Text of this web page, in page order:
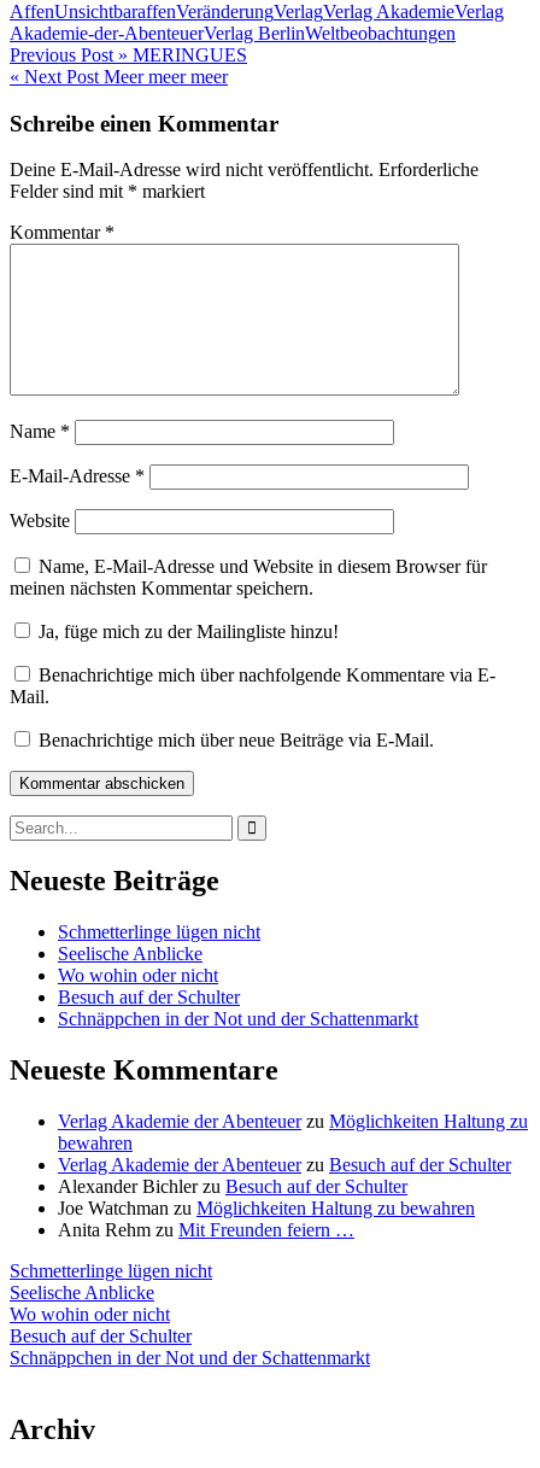
AffenUnsichtbaraffenVeränderungVerlagVerlag AkademieVerlag
Akademie-der-AbenteuerVerlag BerlinWeltbeobachtungen
Beitragsnavigation
Previous Post » MERINGUES
« Next Post Meer meer meer
Schreibe einen Kommentar
Deine E-Mail-Adresse wird nicht veröffentlicht. Erforderliche
Felder sind mit * markiert
Kommentar *
Name *
E-Mail-Adresse *
Website
Name, E-Mail-Adresse und Website in diesem Browser für
meinen nächsten Kommentar speichern.
Ja, füge mich zu der Mailingliste hinzu!
Benachrichtige mich über nachfolgende Kommentare via E-
Mail.
Benachrichtige mich über neue Beiträge via E-Mail.
Search
for:
Search
Neueste Beiträge
Schmetterlinge lügen nicht
Seelische Anblicke
Wo wohin oder nicht
Besuch auf der Schulter
Schnäppchen in der Not und der Schattenmarkt
Neueste Kommentare
Verlag Akademie der Abenteuerzu Möglichkeiten Haltung zu
bewahren
Verlag Akademie der Abenteuerzu Besuch auf der Schulter
Alexander Bichlerzu Besuch auf der Schulter
Joe Watchman zu Möglichkeiten Haltung zu bewahren
Anita Rehm zu Mit Freunden feiern …
Schmetterlinge lügen nicht
Seelische Anblicke
Wo wohin oder nicht
Besuch auf der Schulter
Schnäppchen in der Not und der Schattenmarkt
Archiv